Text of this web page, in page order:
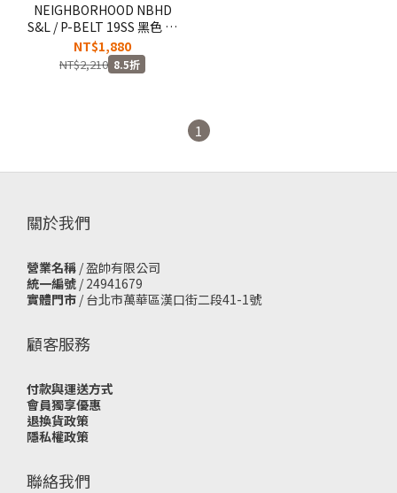
NEIGHBORHOOD NBHD
S&L / P-BELT 19SS 黑色 織
帶皮帶 腰帶
【91MYNHAC06BK】
NT$1,880
NT$2,210 8.5折
1
關於我們
營業名稱 / 盈帥有限公司
統一編號 / 24941679
實體門市 / 台北市萬華區漢口街二段41-1號
顧客服務
付款與運送方式
會員獨享優惠
退換貨政策
隱私權政策
聯絡我們